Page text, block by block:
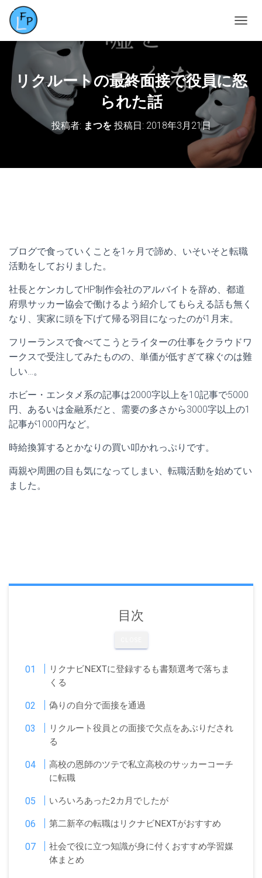
ビ
シ
ョ
切
り
替
え
リクルートの最終面接で役員に怒
られた話
投稿者: まつを投稿日: 2018年3月21日
ブログで食っていくことを1ヶ月で諦め、いそいそと転職
活動をしておりました。
社長とケンカしてHP制作会社のアルバイトを辞め、都道
府県サッカー協会で働けるよう紹介してもらえる話も無く
なり、実家に頭を下げて帰る羽目になったのが1月末。
フリーランスで食べてこうとライターの仕事をクラウドワ
ークスで受注してみたものの、単価が低すぎて稼ぐのは難
しい…。
ホビー・エンタメ系の記事は2000字以上を10記事で5000
円、あるいは金融系だと、需要の多さから3000字以上の1
記事が1000円など。
時給換算するとかなりの買い叩かれっぷりです。
両親や周囲の目も気になってしまい、転職活動を始めてい
ました。
目次
リクナビNEXTに登録するも書類選考で落ちま
くる
偽りの自分で面接を通過
リクルート役員との面接で欠点をあぶりだされ
る
高校の恩師のツテで私立高校のサッカーコーチ
に転職
いろいろあった2カ月でしたが
第二新卒の転職はリクナビNEXTがおすすめ
社会で役に立つ知識が身に付くおすすめ学習媒
体まとめ